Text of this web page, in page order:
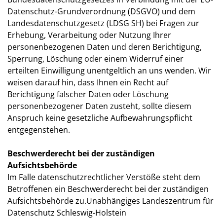
Datenschutz-Grundverordnung (DSGVO) und dem
Landesdatenschutzgesetz (LDSG SH) bei Fragen zur
Erhebung, Verarbeitung oder Nutzung Ihrer
personenbezogenen Daten und deren Berichtigung,
Sperrung, Löschung oder einem Widerruf einer
erteilten Einwilligung unentgeltlich an uns wenden. Wir
weisen darauf hin, dass Ihnen ein Recht auf
Berichtigung falscher Daten oder Löschung
personenbezogener Daten zusteht, sollte diesem
Anspruch keine gesetzliche Aufbewahrungspflicht
entgegenstehen.
Beschwerderecht bei der zuständigen
Aufsichtsbehörde
Im Falle datenschutzrechtlicher Verstöße steht dem
Betroffenen ein Beschwerderecht bei der zuständigen
Aufsichtsbehörde zu.Unabhängiges Landeszentrum für
Datenschutz Schleswig-Holstein